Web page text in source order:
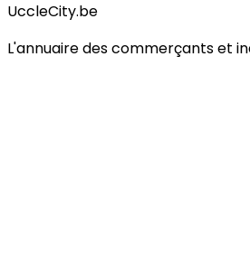
UccleCity.be
L'annuaire des commerçants et